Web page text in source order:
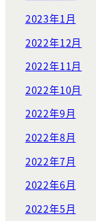
2023年1月
2022年12月
2022年11月
2022年10月
2022年9月
2022年8月
2022年7月
2022年6月
2022年5月